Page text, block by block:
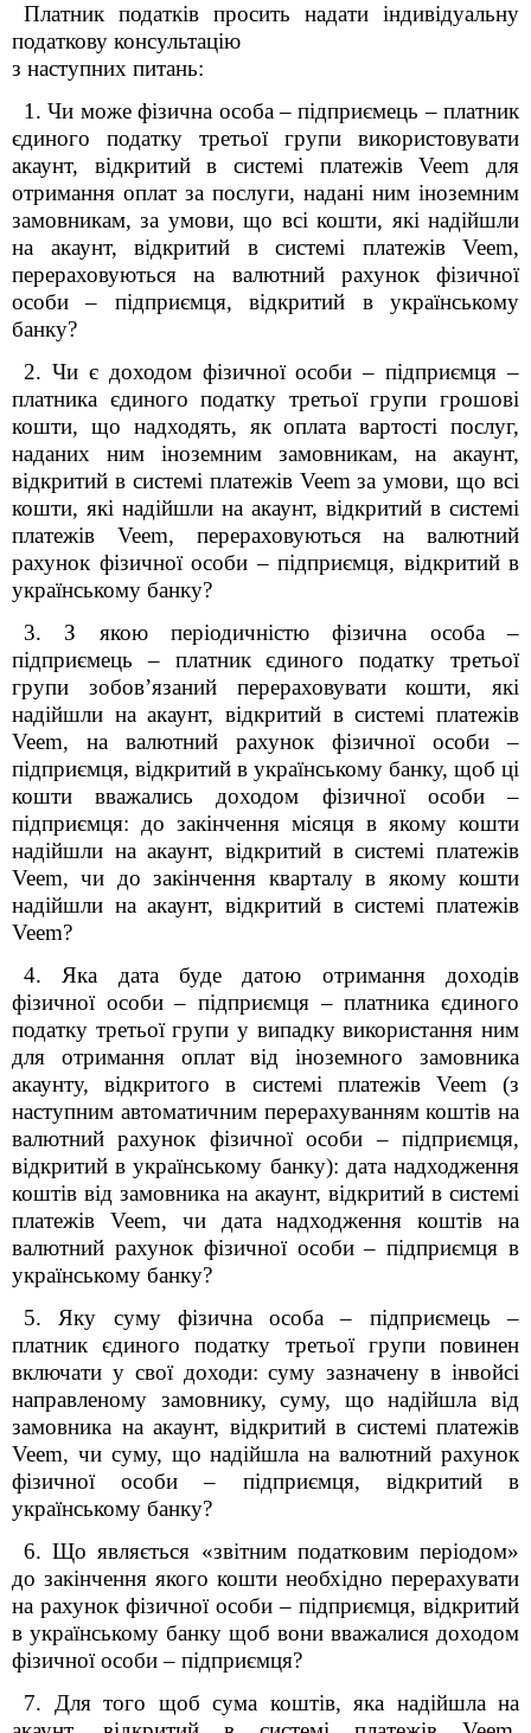
Платник податків просить надати індивідуальну
податкову консультацію
з наступних питань:
1. Чи може фізична особа – підприємець – платник
єдиного податку третьої групи використовувати
акаунт, відкритий в системі платежів Veem для
отримання оплат за послуги, надані ним іноземним
замовникам, за умови, що всі кошти, які надійшли
на акаунт, відкритий в системі платежів Veem,
перераховуються на валютний рахунок фізичної
особи – підприємця, відкритий в українському
банку?
2. Чи є доходом фізичної особи – підприємця –
платника єдиного податку третьої групи грошові
кошти, що надходять, як оплата вартості послуг,
наданих ним іноземним замовникам, на акаунт,
відкритий в системі платежів Veem за умови, що всі
кошти, які надійшли на акаунт, відкритий в системі
платежів Veem, перераховуються на валютний
рахунок фізичної особи – підприємця, відкритий в
українському банку?
3. З якою періодичністю фізична особа –
підприємець – платник єдиного податку третьої
групи зобов’язаний перераховувати кошти, які
надійшли на акаунт, відкритий в системі платежів
Veem, на валютний рахунок фізичної особи –
підприємця, відкритий в українському банку, щоб ці
кошти вважались доходом фізичної особи –
підприємця: до закінчення місяця в якому кошти
надійшли на акаунт, відкритий в системі платежів
Veem, чи до закінчення кварталу в якому кошти
надійшли на акаунт, відкритий в системі платежів
Veem?
4. Яка дата буде датою отримання доходів
фізичної особи – підприємця – платника єдиного
податку третьої групи у випадку використання ним
для отримання оплат від іноземного замовника
акаунту, відкритого в системі платежів Veem (з
наступним автоматичним перерахуванням коштів на
валютний рахунок фізичної особи – підприємця,
відкритий в українському банку): дата надходження
коштів від замовника на акаунт, відкритий в системі
платежів Veem, чи дата надходження коштів на
валютний рахунок фізичної особи – підприємця в
українському банку?
5. Яку суму фізична особа – підприємець –
платник єдиного податку третьої групи повинен
включати у свої доходи: суму зазначену в інвойсі
направленому замовнику, суму, що надійшла від
замовника на акаунт, відкритий в системі платежів
Veem, чи суму, що надійшла на валютний рахунок
фізичної особи – підприємця, відкритий в
українському банку?
6. Що являється «звітним податковим періодом»
до закінчення якого кошти необхідно перерахувати
на рахунок фізичної особи – підприємця, відкритий
в українському банку щоб вони вважалися доходом
фізичної особи – підприємця?
7. Для того щоб сума коштів, яка надійшла на